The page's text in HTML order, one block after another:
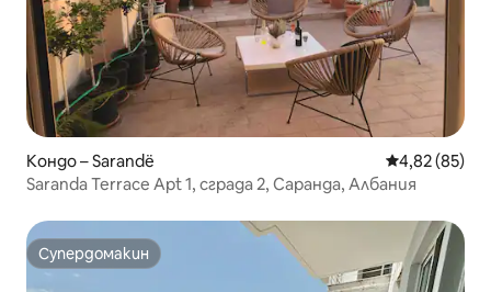
Кондо – Sarandë Средна
4,82 (85)
Saranda Terrace Apt 1, сграда 2, Саранда, Албания
Супердомакин
Супердомакин